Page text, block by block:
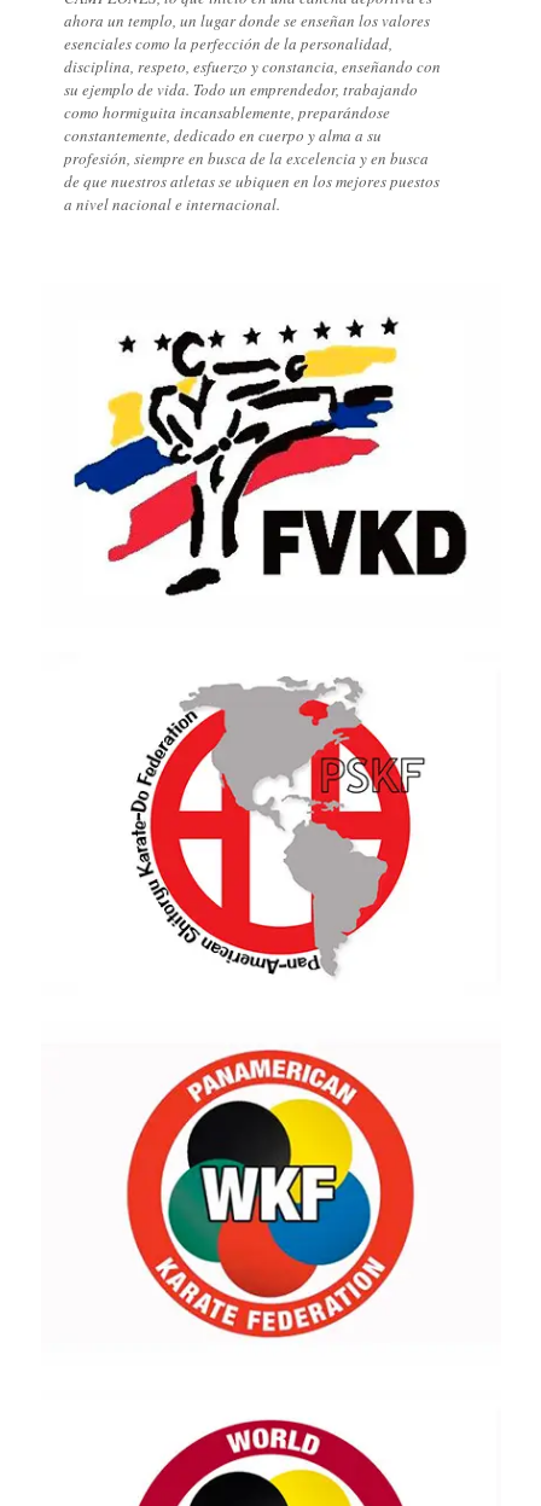
ahora un templo, un lugar donde se enseñan los valores
esenciales como la perfección de la personalidad,
disciplina, respeto, esfuerzo y constancia, enseñando con
su ejemplo de vida. Todo un emprendedor, trabajando
como hormiguita incansablemente, preparándose
constantemente, dedicado en cuerpo y alma a su
profesión, siempre en busca de la excelencia y en busca
de que nuestros atletas se ubiquen en los mejores puestos
a nivel nacional e internacional.